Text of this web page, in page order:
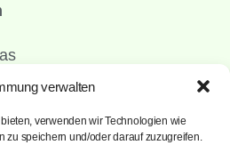
verwalten
verwenden wir Technologien wie
zu speichern und/oder darauf zuzugreifen.